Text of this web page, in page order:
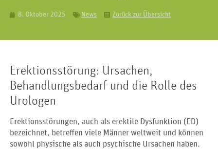
8. Oktober 2025 News Zurück zur Übersicht
Erektionsstörung: Ursachen,
Behandlungsbedarf und die Rolle des
Urologen
Erektionsstörungen, auch als erektile Dysfunktion (ED)
bezeichnet, betreffen viele Männer weltweit und können
sowohl physische als auch psychische Ursachen haben.